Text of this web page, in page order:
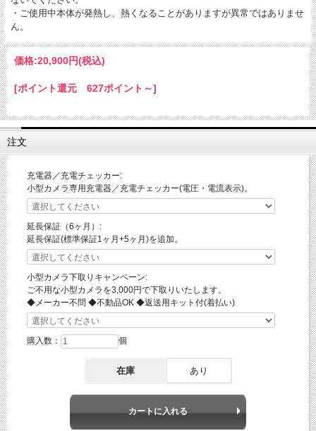
・ご使用中本体が発熱し、熱くなることがありますが異常ではありませ
ん。
価格:20,900円(税込)
[ポイント還元 627ポイント～]
注文
充電器／充電チェッカー:
小型カメラ専用充電器／充電チェッカー(電圧・電流表示)。
延長保証（6ヶ月）:
延長保証(標準保証1ヶ月+5ヶ月)を追加。
小型カメラ下取りキャンペーン:
ご不用な小型カメラを3,000円で下取りいたします。
◆メーカー不問 ◆不動品OK ◆返送用キット付(着払い)
購入数： 個
在庫 あり